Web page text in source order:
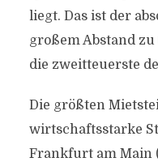
liegt. Das ist der
großem Abstand
die zweitteuerste
Die größten
wirtschaftsstarke
Frankfurt am Main